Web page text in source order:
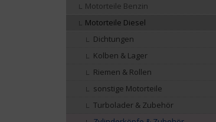
Motorteile Benzin
Motorteile Diesel
Dichtungen
Kolben & Lager
Riemen & Rollen
sonstige Motorteile
Turbolader & Zubehör